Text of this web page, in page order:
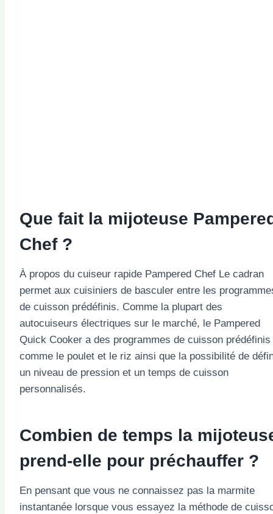
Que fait la mijoteuse
Chef ?
À propos du cuiseur rapide Pampered Chef Le cadran
permet aux cuisiniers de basculer entre les
de cuisson prédéfinis. Comme la plupart des
autocuiseurs électriques sur le marché, le Pampered
Quick Cooker a des programmes de cuisson prédéfinis
comme le poulet et le riz ainsi que la possibilité de
un niveau de pression et un temps de cuisson
personnalisés.
Combien de temps la
prend-elle pour préchauffer ?
En pensant que vous ne connaissez pas la marmite
instantanée lorsque vous essayez la méthode de